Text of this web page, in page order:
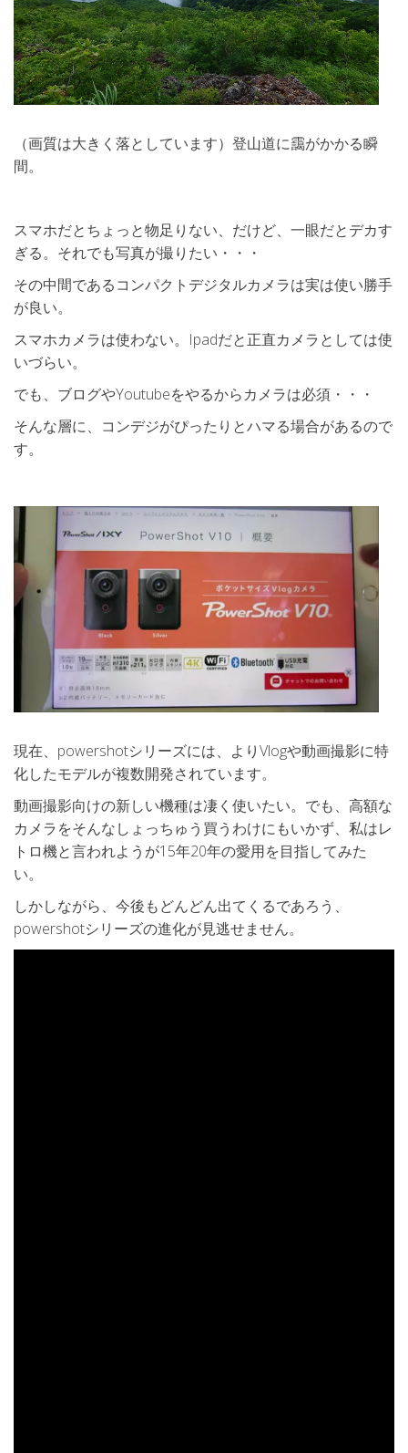
（画質は大きく落としています）登山道に靄がかかる瞬
間。
スマホだとちょっと物足りない、だけど、一眼だとデカす
ぎる。それでも写真が撮りたい・・・
その中間であるコンパクトデジタルカメラは実は使い勝手
が良い。
スマホカメラは使わない。Ipadだと正直カメラとしては使
いづらい。
でも、ブログやYoutubeをやるからカメラは必須・・・
そんな層に、コンデジがぴったりとハマる場合があるので
す。
現在、powershotシリーズには、よりVlogや動画撮影に特
化したモデルが複数開発されています。
動画撮影向けの新しい機種は凄く使いたい。でも、高額な
カメラをそんなしょっちゅう買うわけにもいかず、私はレ
トロ機と言われようが15年20年の愛用を目指してみた
い。
しかしながら、今後もどんどん出てくるであろう、
powershotシリーズの進化が見逃せません。